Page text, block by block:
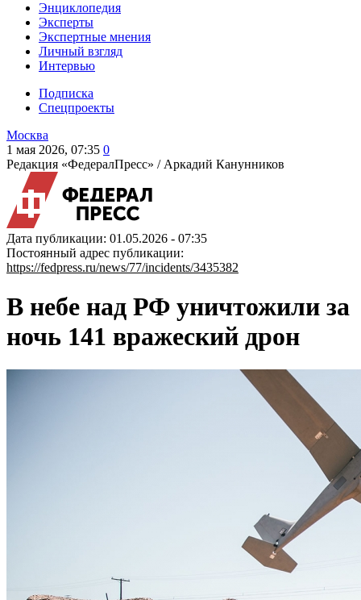
Энциклопедия
Эксперты
Экспертные мнения
Личный взгляд
Интервью
Подписка
Спецпроекты
Москва
1 мая 2026, 07:35 0
Редакция «ФедералПресс» / Аркадий Канунников
Дата публикации: 01.05.2026 - 07:35
Постоянный адрес публикации:
https://fedpress.ru/news/77/incidents/3435382
В небе над РФ уничтожили за
ночь 141 вражеский дрон